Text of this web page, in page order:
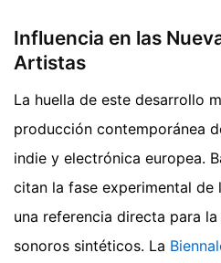
Influencia en las
Artistas
La huella de este desarrollo
producción contemporánea
indie y electrónica europea.
citan la fase experimental de
una referencia directa para
sonoros sintéticos. La